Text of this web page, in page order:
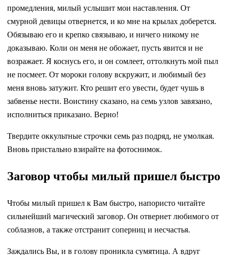
промедления, милый услышит мои наставления. От
смурной девицы отвернется, и ко мне на крылах доберется.
Обязываю его и крепко связываю, и ничего никому не
доказываю. Коли он меня не обожает, пусть явится и не
возражает. Я коснусь его, и он сомлеет, оттолкнуть мой пыл
не посмеет. От мороки голову вскружит, и любимый без
меня вновь затужит. Кто решит его увести, будет чушь в
забвенье нести. Воистину сказано, на семь узлов завязано,
исполниться приказано. Верно!
Твердите оккультные строчки семь раз подряд, не умолкая.
Вновь пристально взирайте на фотоснимок.
Заговор чтобы милый пришел быстро
Чтобы милый пришел к Вам быстро, напористо читайте
сильнейший магический заговор. Он отвернет любимого от
соблазнов, а также отстранит соперниц и несчастья.
Заждались Вы, и в голову проникла сумятица. А вдруг